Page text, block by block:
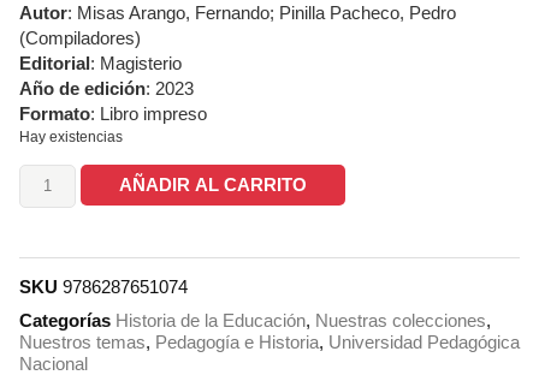
Autor: Misas Arango, Fernando; Pinilla Pacheco, Pedro
(Compiladores)
Editorial: Magisterio
Año de edición: 2023
Formato: Libro impreso
Hay existencias
AÑADIR AL CARRITO
SKU 9786287651074
Categorías Historia de la Educación, Nuestras colecciones,
Nuestros temas, Pedagogía e Historia, Universidad Pedagógica
Nacional